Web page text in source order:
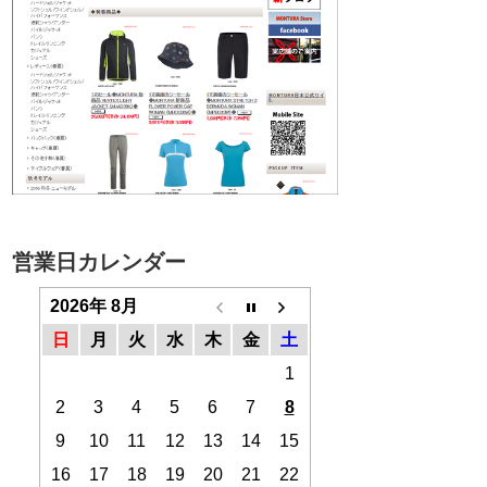
営業日カレンダー
2026年 8月
日
月 火 水 木 金
土
1
2
3 4 5 6 7
8
9
10 11 12 13 14
15
16
17 18 19 20 21 22